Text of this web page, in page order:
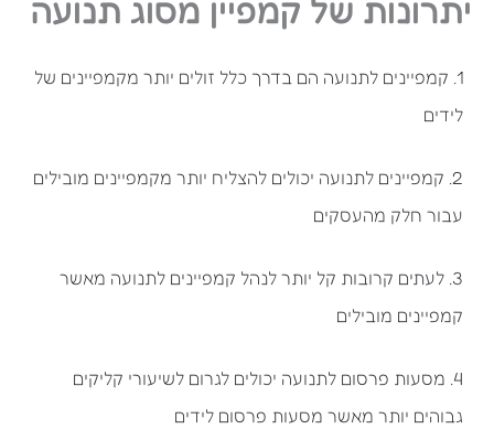
יתרונות של קמפיין מסוג תנועה
1. קמפיינים לתנועה הם בדרך כלל זולים יותר מקמפיינים של
לידים
2. קמפיינים לתנועה יכולים להצליח יותר מקמפיינים מובילים
עבור חלק מהעסקים
3. לעתים קרובות קל יותר לנהל קמפיינים לתנועה מאשר
קמפיינים מובילים
4. מסעות פרסום לתנועה יכולים לגרום לשיעורי קליקים
גבוהים יותר מאשר מסעות פרסום לידים